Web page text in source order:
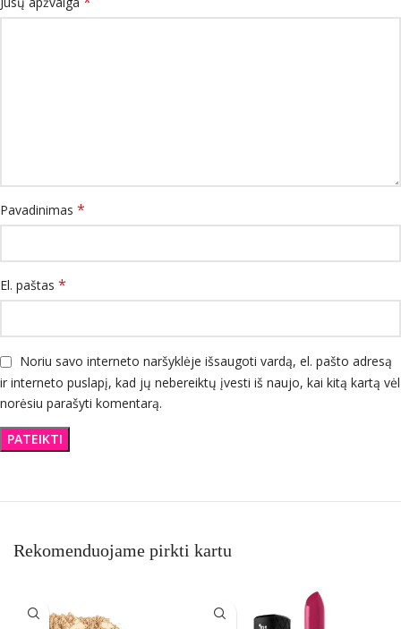
Pavadinimas *
El. paštas *
Noriu savo interneto naršyklėje išsaugoti vardą, el. pašto adresą
ir interneto puslapį, kad jų nebereiktų įvesti iš naujo, kai kitą kartą vėl
norėsiu parašyti komentarą.
Rekomenduojame pirkti kartu